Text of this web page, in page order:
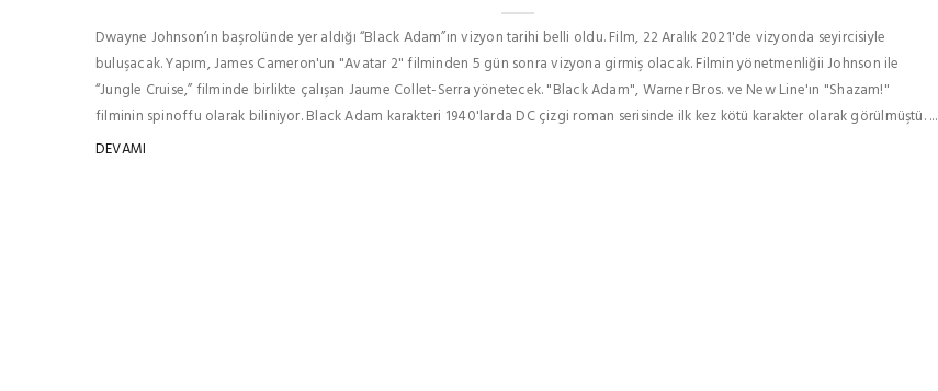
Dwayne Johnson’ın başrolünde yer aldığı “Black Adam”ın vizyon tarihi belli oldu. Film, 22 Aralık 2021'de vizyonda seyircisiyle
buluşacak. Yapım, James Cameron'un "Avatar 2" filminden 5 gün sonra vizyona girmiş olacak. Filmin yönetmenliğii Johnson ile
“Jungle Cruise,” filminde birlikte çalışan Jaume Collet-Serra yönetecek. "Black Adam", Warner Bros. ve New Line'ın "Shazam!"
filminin spinoffu olarak biliniyor. Black Adam karakteri 1940'larda DC çizgi roman serisinde ilk kez kötü karakter olarak görülmüştü. ...
DEVAMI